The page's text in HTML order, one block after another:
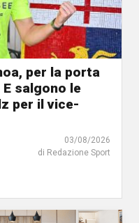
per la porta
salgono le
per il vice-
03/08/2026
di Redazione Sport